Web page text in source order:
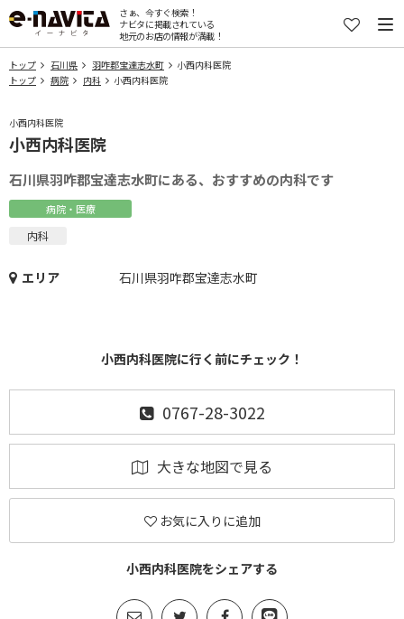
さぁ、今すぐ検索！
ナビタに掲載されている
地元のお店の情報が満載！
トップ 石川県 羽咋郡宝達志水町
小西内科医院
トップ
病院 内科 小西内科医院
小西内科医院
小西内科医院
石川県羽咋郡宝達志水町にある、おすすめの内科です
病院・医療
内科
エリア 石川県羽咋郡宝達志水町
小西内科医院に行く前にチェック！
0767-28-3022
大きな地図で見る
お気に入りに追加
小西内科医院をシェアする